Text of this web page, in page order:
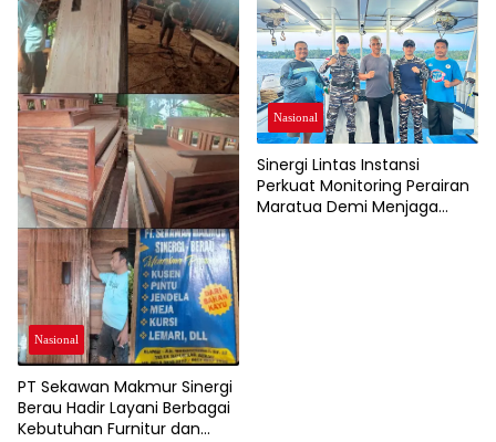
Nasional
PT Sekawan Makmur Sinergi
Berau Hadir Layani Berbagai
Kebutuhan Furnitur dan
Nasional
Sinergi Lintas Instansi
Perkuat Monitoring Perairan
Maratua Demi Menjaga